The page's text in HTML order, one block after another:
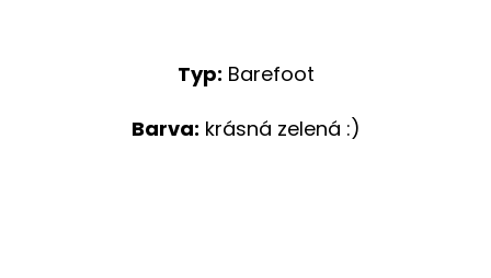
Typ: Barefoot
Barva: krásná zelená :)